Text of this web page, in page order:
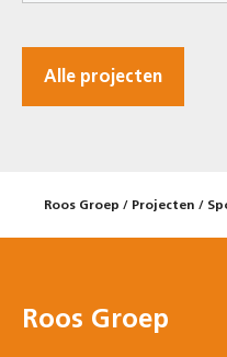
Alle projecten
Roos Groep / Projecten /
Roos Groep